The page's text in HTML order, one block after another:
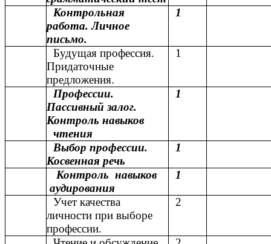
Контрольная
работа. Личное
письмо.
1
Будущая профессия.
Придаточные
предложения.
1
Профессии.
Пассивный залог.
Контроль навыков
чтения
1
Выбор профессии.
Косвенная речь
1
Контроль навыков
аудирования
1
Учет качества
личности при выборе
профессии.
2